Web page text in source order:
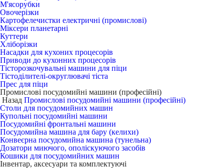
М'ясорубки
Овочерізки
Картофелечистки електричні (промислові)
Міксери планетарні
Куттери
Хліборізки
Насадки для кухоних процесорів
Приводи до кухонних процесорів
Тісторозкочувальні машини для піци
Тістоділителі-округлювачі тіста
Прес для піци
Промислові посудомийні машини (професійні)
Назад Промислові посудомийні машини (професійні)
Столи для посудомийних машин
Купольні посудомийні машини
Посудомийні фронтальні машини
Посудомийна машина для бару (келихи)
Конвеєрна посудомийна машина (тунельна)
Дозатори миючого, ополіскуючого засобів
Кошики для посудомийних машин
Інвентар, аксесуари та комплектуючі